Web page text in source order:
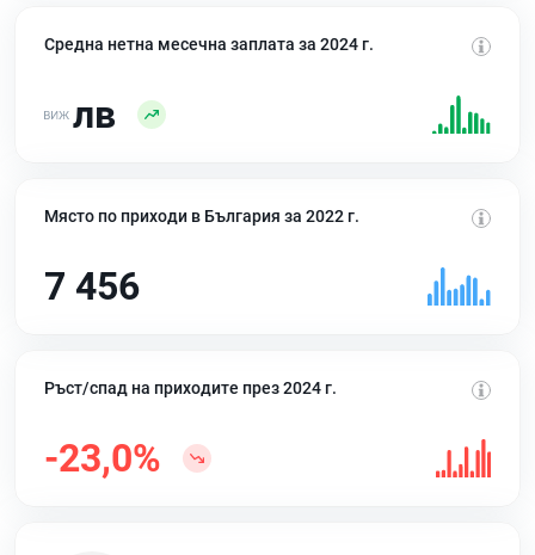
Средна нетна месечна заплата за 2024 г.
лв
Място по приходи в България за 2022 г.
7 456
Ръст/спад на приходите през 2024 г.
-23,0%